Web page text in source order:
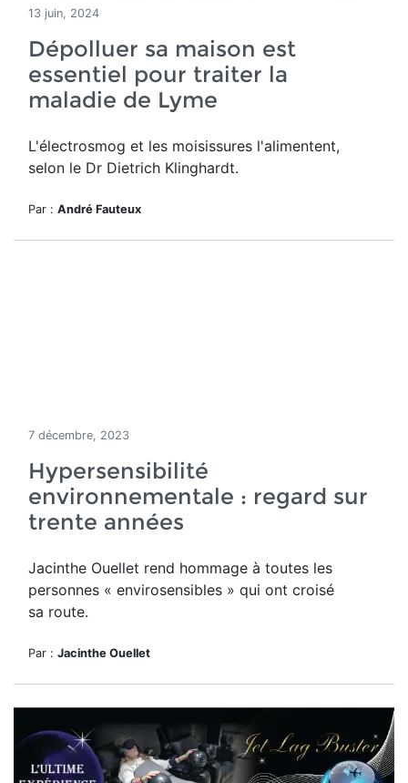
13 juin, 2024
Dépolluer sa maison est
essentiel pour traiter la
maladie de Lyme
L'électrosmog et les moisissures l'alimentent,
selon le Dr Dietrich Klinghardt.
Par : André Fauteux
7 décembre, 2023
Hypersensibilité
environnementale : regard sur
trente années
Jacinthe Ouellet rend hommage à toutes les
personnes « envirosensibles » qui ont croisé
sa route.
Par : Jacinthe Ouellet